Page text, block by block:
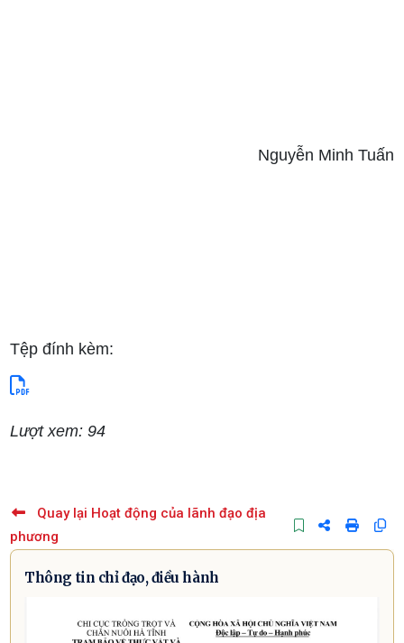
Nguyễn Minh Tuấn
Tệp đính kèm:
Lượt xem: 94
Quay lại Hoạt động của lãnh đạo địa
phương
Thông tin chỉ đạo, điều hành